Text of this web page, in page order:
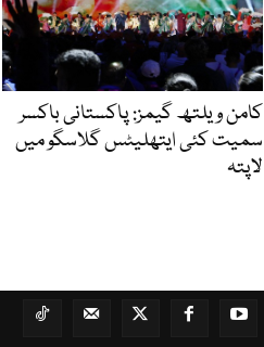
کامن ویلتھ گیمز: پاکستانی باکسر
سمیت کئی ایتھلیٹس گلاسگو میں
لاپتہ